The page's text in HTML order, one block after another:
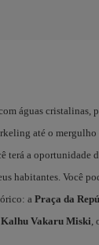
águas cristalinas,
até o mergulho
terá a oportunidade
habitantes. Você
a Praça da
Kalhu Vakaru Miski ,